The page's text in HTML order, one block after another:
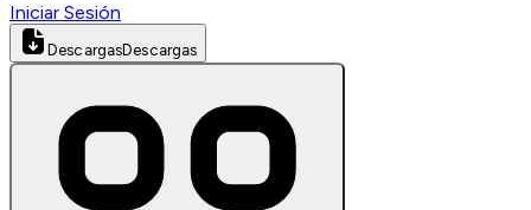
Iniciar Sesión
DescargasDescargas